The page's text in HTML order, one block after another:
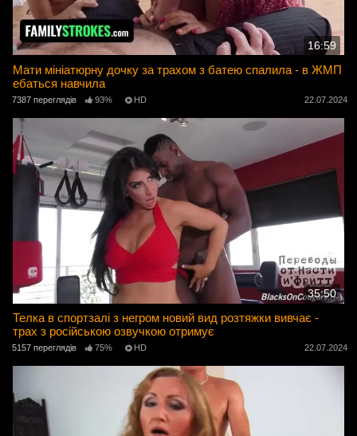
16:59
Мати мініатюрну дочку за трахом з батею спалила - в ЖМП
ебаться навчила
7387 переглядів 93% HD 22.07.2024
35:50
Телка в спортзалі з негром новий вид розтяжки вивчає -
трах з російською озвучкою отримує
5157 переглядів 75% HD 22.07.2024